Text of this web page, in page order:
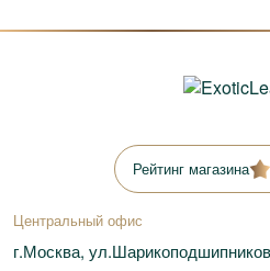
Рейтинг магазина
Центральный офис
г.Москва,